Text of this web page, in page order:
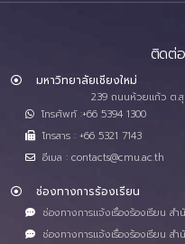
ติดต่
มหาวิทยาลัยเชียงใหม่
239 ถนนห้วยแก้ว ต.สุ
โทรศัพท์ :+66 5394 1300
โทรสาร : +66 5321 7143
อีเมล : contacts@cmu.ac.th
ช่องทางการร้องเรียน
ช่องทางการแจ้งเรื่องร้องเรียน ส
ช่องทางการแจ้งเรื่องร้องเรียน ส